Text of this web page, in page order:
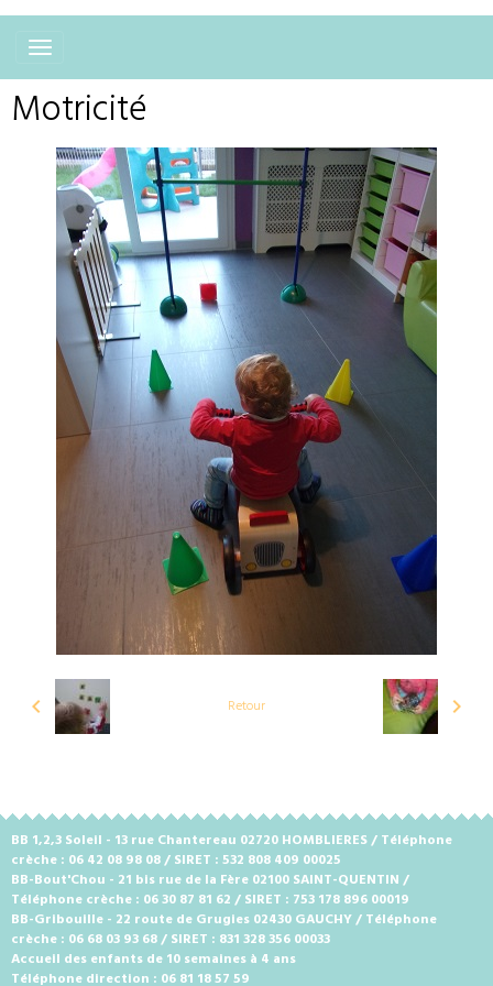
Motricité
Retour
BB 1,2,3 Soleil - 13 rue Chantereau 02720 HOMBLIERES / Téléphone
crèche : 06 42 08 98 08 / SIRET : 532 808 409 00025
BB-Bout'Chou - 21 bis rue de la Fère 02100 SAINT-QUENTIN /
Téléphone crèche : 06 30 87 81 62 / SIRET : 753 178 896 00019
BB-Gribouille - 22 route de Grugies 02430 GAUCHY / Téléphone
crèche : 06 68 03 93 68 / SIRET : 831 328 356 00033
Accueil des enfants de 10 semaines à 4 ans
Téléphone direction : 06 81 18 57 59